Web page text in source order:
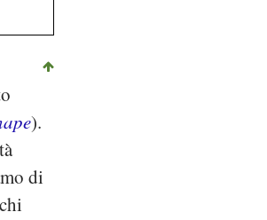
).
di